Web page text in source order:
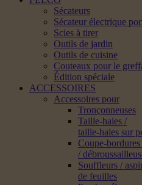
Sécateurs
Sécateur électrique
Scies à tirer
Outils de jardin
Outils de cuisine
Couteaux pour le
Édition spéciale
ACCESSOIRES
Accessoires pour
Tronçonneuses
Taille-haies /
taille-haies sur
Coupe-
/
Souffleurs /
de feuilles